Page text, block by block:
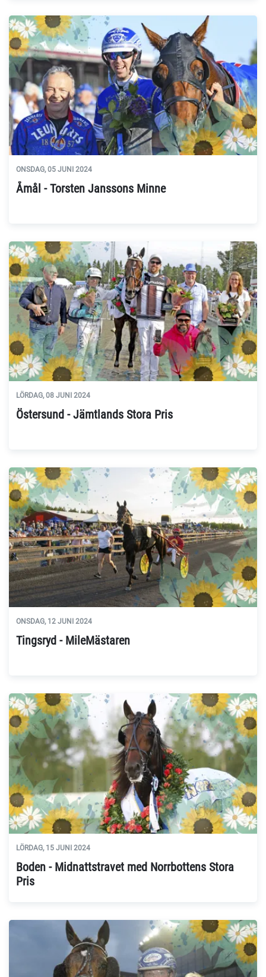
ONSDAG, 05 JUNI 2024
Åmål - Torsten Janssons Minne
LÖRDAG, 08 JUNI 2024
Östersund - Jämtlands Stora Pris
ONSDAG, 12 JUNI 2024
Tingsryd - MileMästaren
LÖRDAG, 15 JUNI 2024
Boden - Midnattstravet med Norrbottens Stora
Pris